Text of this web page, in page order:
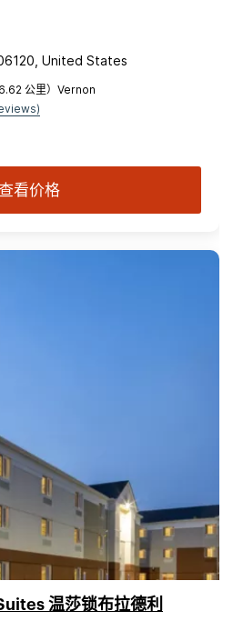
United States
公里）Vernon
看价格
温莎锁布拉德利